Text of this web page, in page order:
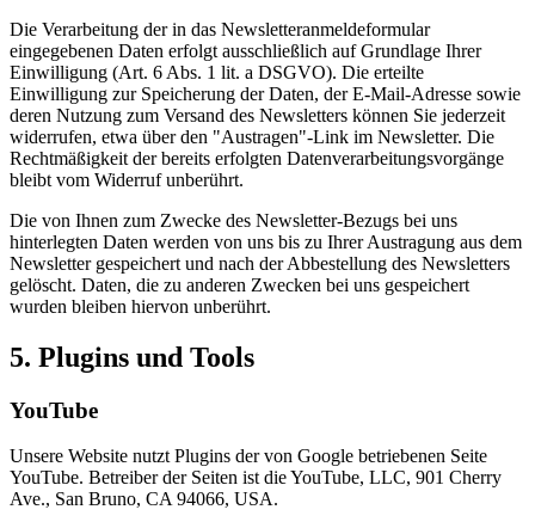
Die Verarbeitung der in das Newsletteranmeldeformular
eingegebenen Daten erfolgt ausschließlich auf Grundlage Ihrer
Einwilligung (Art. 6 Abs. 1 lit. a DSGVO). Die erteilte
Einwilligung zur Speicherung der Daten, der E-Mail-Adresse sowie
deren Nutzung zum Versand des Newsletters können Sie jederzeit
widerrufen, etwa über den "Austragen"-Link im Newsletter. Die
Rechtmäßigkeit der bereits erfolgten Datenverarbeitungsvorgänge
bleibt vom Widerruf unberührt.
Die von Ihnen zum Zwecke des Newsletter-Bezugs bei uns
hinterlegten Daten werden von uns bis zu Ihrer Austragung aus dem
Newsletter gespeichert und nach der Abbestellung des Newsletters
gelöscht. Daten, die zu anderen Zwecken bei uns gespeichert
wurden bleiben hiervon unberührt.
5. Plugins und Tools
YouTube
Unsere Website nutzt Plugins der von Google betriebenen Seite
YouTube. Betreiber der Seiten ist die YouTube, LLC, 901 Cherry
Ave., San Bruno, CA 94066, USA.